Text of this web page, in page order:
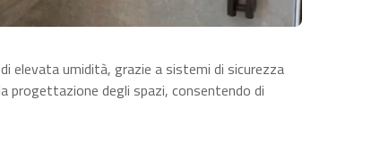
elevata umidità, grazie a sistemi di sicurezza
progettazione degli spazi, consentendo di